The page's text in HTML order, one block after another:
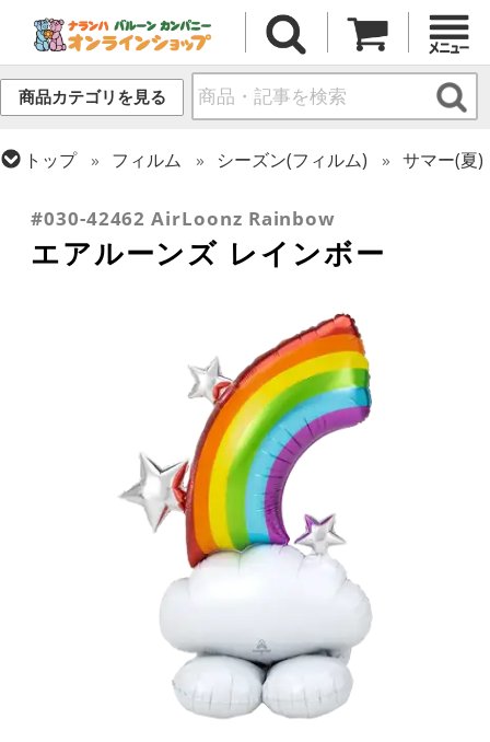
商品カテゴリを見る
トップ フィルム シーズン(フィルム)
サマー(夏)
エアー・スタンディング(空気自立型) バルーン
#030-42462 AirLoonz Rainbow
エアルーンズ レインボー